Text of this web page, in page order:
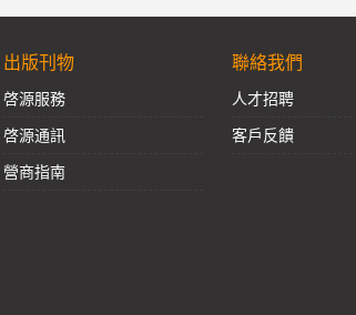
出版刊物
啓源服務
啓源通訊
營商指南
聯絡我們
人才招聘
客戶反饋